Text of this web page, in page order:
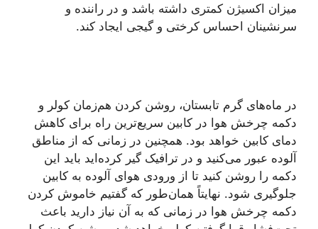
میزان اکسیژن کمتری داشته باشد و در راننده و
سرنشینان احساس کرختی و گیجی ایجاد کند.
در ماه‌های گرم تابستان، روشن کردن هم‌زمان کولر و
دکمه چرخش هوا در کابین سریع‌ترین راه برای کاهش
دمای کابین خواهد بود. همچنین در زمانی که از مناطق
آلوده عبور می‌کنید و در ترافیک گیر کرده‌اید باید این
دکمه را روشن کنید تا از ورودی هوای آلوده به کابین
جلوگیری شود. نهایتاً همان‌طور که گفتیم خاموش کردن
دکمه چرخش هوا در زمانی که به آن نیاز دارید باعث